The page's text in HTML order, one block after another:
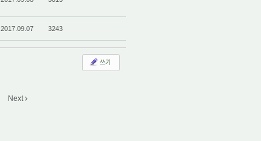
2017.09.07 3243
쓰기
Next